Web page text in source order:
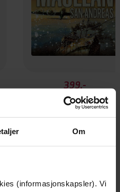
Om
(informasjonskapsler). Vi
399,-
San Andreas
Alistair MacLean